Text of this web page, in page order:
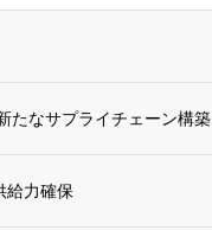
なサプライチェーン構築
給力確保